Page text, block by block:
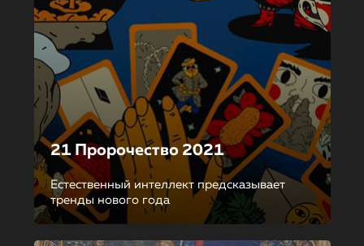
21 Пророчество 2021
Естественный интеллект предсказывает
тренды нового года